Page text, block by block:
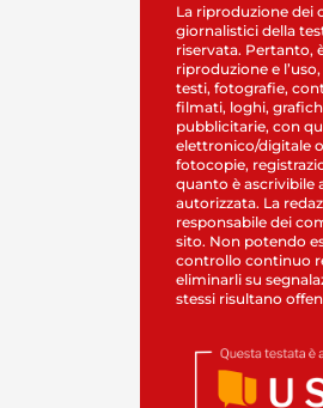
La riproduzione dei
giornalistici della
riservata. Pertanto,
riproduzione e
testi, fotografie,
filmati, loghi,
pubblicitarie, con
elettronico/digitale
fotocopie,
quanto è ascrivibile
autorizzata. La
responsabile dei
sito. Non potendo
controllo continuo
eliminarli su
stessi risultano